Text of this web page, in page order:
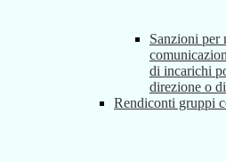
Sanzioni per
di incarichi
direzione o
Rendiconti gruppi